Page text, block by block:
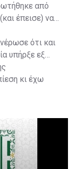
από
έπεισε) να
ότι και
υπήρξε εξ
κι έχω